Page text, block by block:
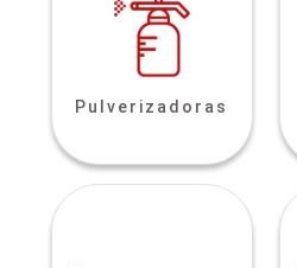
Pulverizadoras